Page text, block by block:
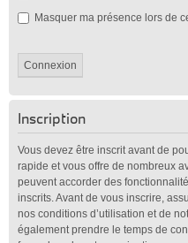
Masquer ma présence lors de
Inscription
Vous devez être inscrit avant de
rapide et vous offre de nombreux
peuvent accorder des
inscrits. Avant de vous inscrire,
nos conditions d’utilisation et de
également prendre le temps de